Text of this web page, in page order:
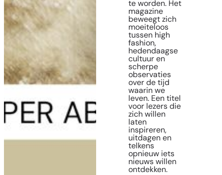
te worden. Het
magazine
beweegt zich
moeiteloos
tussen high
fashion,
hedendaagse
cultuur en
scherpe
observaties
over de tijd
waarin we
leven. Een titel
voor lezers die
zich willen
laten
inspireren,
uitdagen en
telkens
opnieuw iets
nieuws willen
ontdekken.